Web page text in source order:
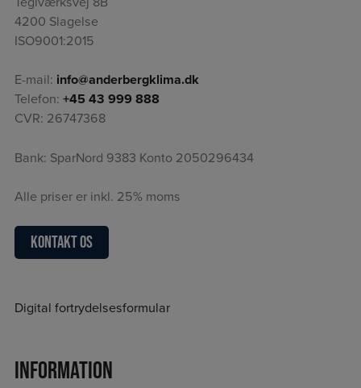
4200 Slagelse
ISO9001:2015
E-mail: info@anderbergklima.dk
Telefon: +45 43 999 888
CVR: 26747368
Bank: SparNord 9383 Konto 2050296434
Alle priser er inkl. 25% moms
Kontakt os
Digital fortrydelsesformular
Information